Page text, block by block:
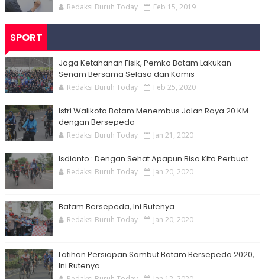
Redaksi Buruh Today Feb 15, 2019
SPORT
Jaga Ketahanan Fisik, Pemko Batam Lakukan
Senam Bersama Selasa dan Kamis
Redaksi Buruh Today Feb 25, 2020
Istri Walikota Batam Menembus Jalan Raya 20 KM
dengan Bersepeda
Redaksi Buruh Today Jan 21, 2020
Isdianto : Dengan Sehat Apapun Bisa Kita Perbuat
Redaksi Buruh Today Jan 20, 2020
Batam Bersepeda, Ini Rutenya
Redaksi Buruh Today Jan 20, 2020
Latihan Persiapan Sambut Batam Bersepeda 2020,
Ini Rutenya